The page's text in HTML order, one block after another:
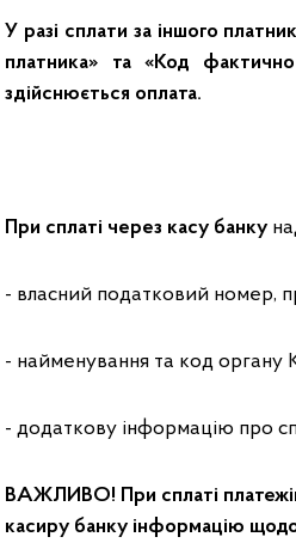
У разі сплати за іншого
платника» та «Код
здійснюється оплата.
При сплаті через касу банку
- власний податковий номер,
- найменування та код органу
- додаткову інформацію про
ВАЖЛИВО! При сплаті платежів
касиру банку інформацію